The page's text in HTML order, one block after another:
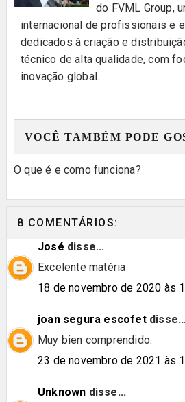
do FVML Group,
internacional de profissionais e
dedicados à criação e
técnico de alta qualidade, com
inovação global.
VOCÊ TAMBÉM PODE
O que é e como funciona?
8 COMENTÁRIOS:
José disse...
Excelente matéria
18 de novembro de 2020 às
joan segura escofetdisse...
Muy bien comprendido.
23 de novembro de 2021 às
Unknown disse...